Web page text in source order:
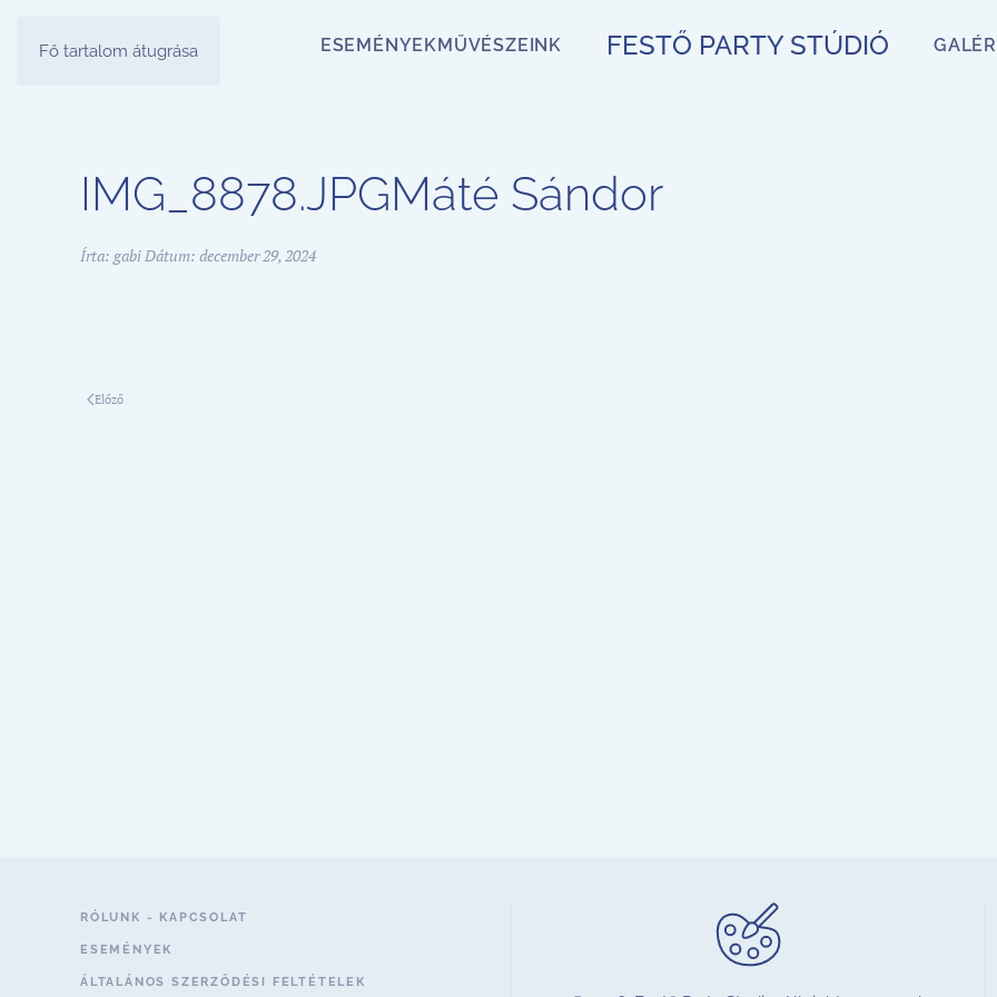
Fő tartalom átugrása ESEMÉNYEKMŰVÉSZEINK FESTŐ PARTY STÚDIÓ
IMG_8878.JPGMáté Sándor
Írta: gabiDátum: december 29, 2024
Előző
RÓLUNK - KAPCSOLAT
ESEMÉNYEK
ÁLTALÁNOS SZERZŐDÉSI FELTÉTELEK